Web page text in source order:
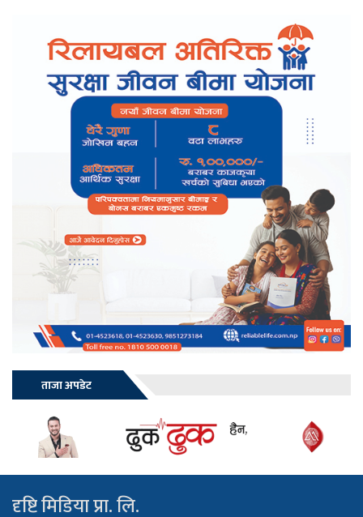
ताजा अपडेट
दृष्टि मिडिया प्रा. लि.